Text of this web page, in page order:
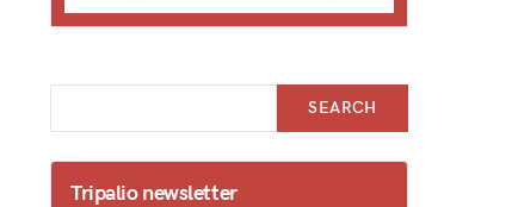
SEARCH
Tripalio newsletter